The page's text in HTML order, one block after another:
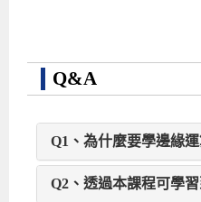
Q&A
Q1、為什麼要學邊緣運
AI最終仍需商轉，不論
Q2、透過本課程可學